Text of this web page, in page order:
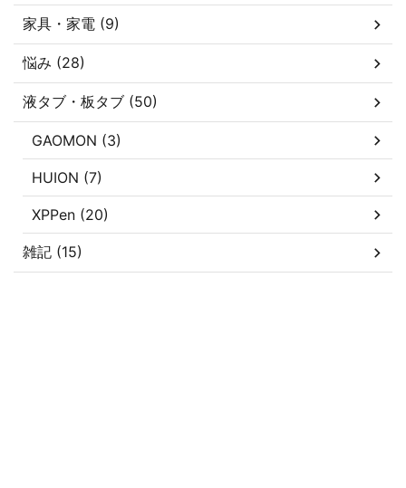
家具・家電 (9)
悩み (28)
液タブ・板タブ (50)
GAOMON (3)
HUION (7)
XPPen (20)
雑記 (15)